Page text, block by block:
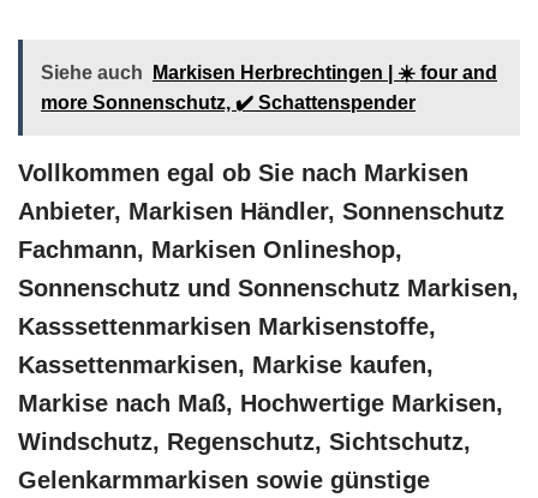
Siehe auch
Markisen Herbrechtingen | ☀️ four and
more Sonnenschutz, ✔️ Schattenspender
Vollkommen egal ob Sie nach Markisen
Anbieter, Markisen Händler, Sonnenschutz
Fachmann, Markisen Onlineshop,
Sonnenschutz und Sonnenschutz Markisen,
Kasssettenmarkisen Markisenstoffe,
Kassettenmarkisen, Markise kaufen,
Markise nach Maß, Hochwertige Markisen,
Windschutz, Regenschutz, Sichtschutz,
Gelenkarmmarkisen sowie günstige